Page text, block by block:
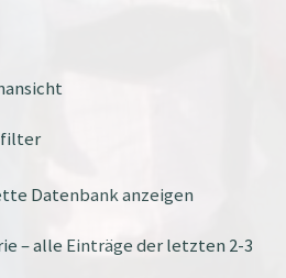
Datenbank anzeigen
– alle Einträge der letzten 2-3